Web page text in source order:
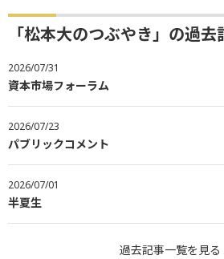
「松本大のつぶやき」の過
2026/07/31
資本市場フォーラム
2026/07/23
パブリックコメント
2026/07/01
半夏生
過去記事一覧を見る